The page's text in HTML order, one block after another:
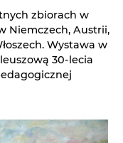
zbiorach w
Niemczech, Austrii,
Wystawa w
30-lecia